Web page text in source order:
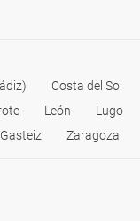
Costa del Sol
León Lugo
Zaragoza